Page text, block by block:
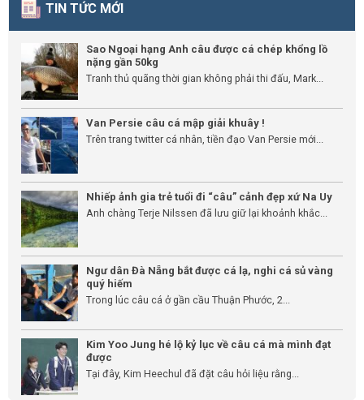
TIN TỨC MỚI
Sao Ngoại hạng Anh câu được cá chép khổng lồ
nặng gần 50kg
Tranh thủ quãng thời gian không phải thi đấu, Mark...
Van Persie câu cá mập giải khuây !
Trên trang twitter cá nhân, tiền đạo Van Persie mới...
Nhiếp ảnh gia trẻ tuổi đi “câu” cảnh đẹp xứ Na Uy
Anh chàng Terje Nilssen đã lưu giữ lại khoảnh khắc...
Ngư dân Đà Nẵng bắt được cá lạ, nghi cá sủ vàng
quý hiếm
Trong lúc câu cá ở gần cầu Thuận Phước, 2...
Kim Yoo Jung hé lộ kỷ lục về câu cá mà mình đạt
được
Tại đây, Kim Heechul đã đặt câu hỏi liệu rằng...